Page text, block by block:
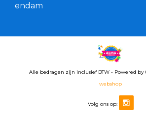
endam
Alle bedragen zijn inclusief BTW - Powered by
webshop
Volg ons op: